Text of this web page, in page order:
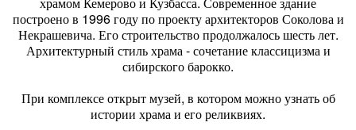
построено в 1996 году по проекту архитекторов Соколова и
Некрашевича. Его строительство продолжалось шесть лет.
Архитектурный стиль храма - сочетание классицизма и
сибирского барокко.
При комплексе открыт музей, в котором можно узнать об
истории храма и его реликвиях.